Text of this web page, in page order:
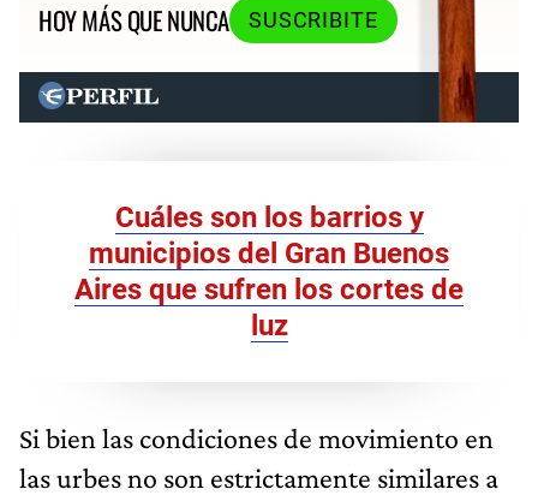
HOY MÁS QUE NUNCA
SUSCRIBITE
Cuáles son los barrios y
municipios del Gran Buenos
Aires que sufren los cortes de
luz
Si bien las condiciones de movimiento en
las urbes no son estrictamente similares a